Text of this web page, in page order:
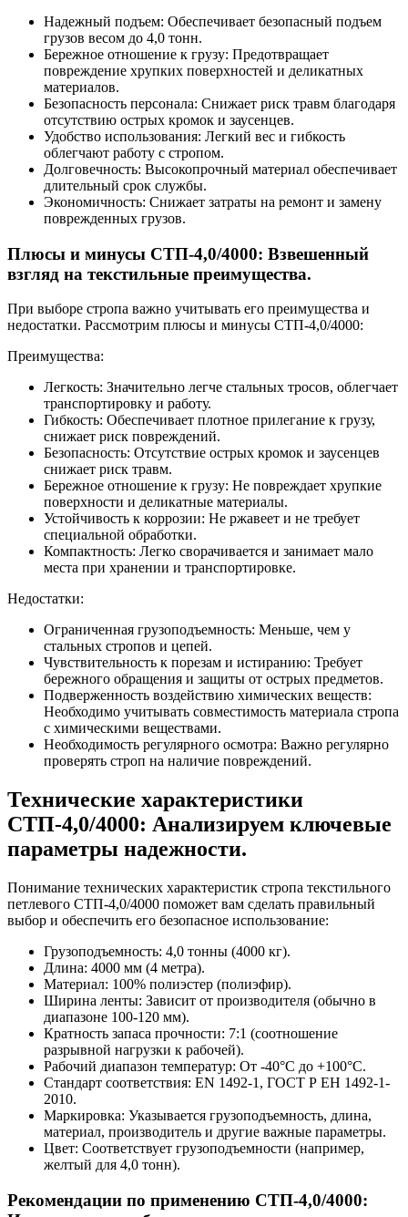
Надежный подъем: Обеспечивает безопасный подъем
грузов весом до 4,0 тонн.
Бережное отношение к грузу: Предотвращает
повреждение хрупких поверхностей и деликатных
материалов.
Безопасность персонала: Снижает риск травм благодаря
отсутствию острых кромок и заусенцев.
Удобство использования: Легкий вес и гибкость
облегчают работу с стропом.
Долговечность: Высокопрочный материал обеспечивает
длительный срок службы.
Экономичность: Снижает затраты на ремонт и замену
поврежденных грузов.
Плюсы и минусы СТП-4,0/4000: Взвешенный
взгляд на текстильные преимущества.
При выборе стропа важно учитывать его преимущества и
недостатки. Рассмотрим плюсы и минусы СТП-4,0/4000:
Преимущества:
Легкость: Значительно легче стальных тросов, облегчает
транспортировку и работу.
Гибкость: Обеспечивает плотное прилегание к грузу,
снижает риск повреждений.
Безопасность: Отсутствие острых кромок и заусенцев
снижает риск травм.
Бережное отношение к грузу: Не повреждает хрупкие
поверхности и деликатные материалы.
Устойчивость к коррозии: Не ржавеет и не требует
специальной обработки.
Компактность: Легко сворачивается и занимает мало
места при хранении и транспортировке.
Недостатки:
Ограниченная грузоподъемность: Меньше, чем у
стальных стропов и цепей.
Чувствительность к порезам и истиранию: Требует
бережного обращения и защиты от острых предметов.
Подверженность воздействию химических веществ:
Необходимо учитывать совместимость материала стропа
с химическими веществами.
Необходимость регулярного осмотра: Важно регулярно
проверять строп на наличие повреждений.
Технические характеристики
СТП-4,0/4000: Анализируем ключевые
параметры надежности.
Понимание технических характеристик стропа текстильного
петлевого СТП-4,0/4000 поможет вам сделать правильный
выбор и обеспечить его безопасное использование:
Грузоподъемность: 4,0 тонны (4000 кг).
Длина: 4000 мм (4 метра).
Материал: 100% полиэстер (полиэфир).
Ширина ленты: Зависит от производителя (обычно в
диапазоне 100-120 мм).
Кратность запаса прочности: 7:1 (соотношение
разрывной нагрузки к рабочей).
Рабочий диапазон температур: От -40°C до +100°C.
Стандарт соответствия: EN 1492-1, ГОСТ Р ЕН 1492-1-
2010.
Маркировка: Указывается грузоподъемность, длина,
материал, производитель и другие важные параметры.
Цвет: Соответствует грузоподъемности (например,
желтый для 4,0 тонн).
Рекомендации по применению СТП-4,0/4000: